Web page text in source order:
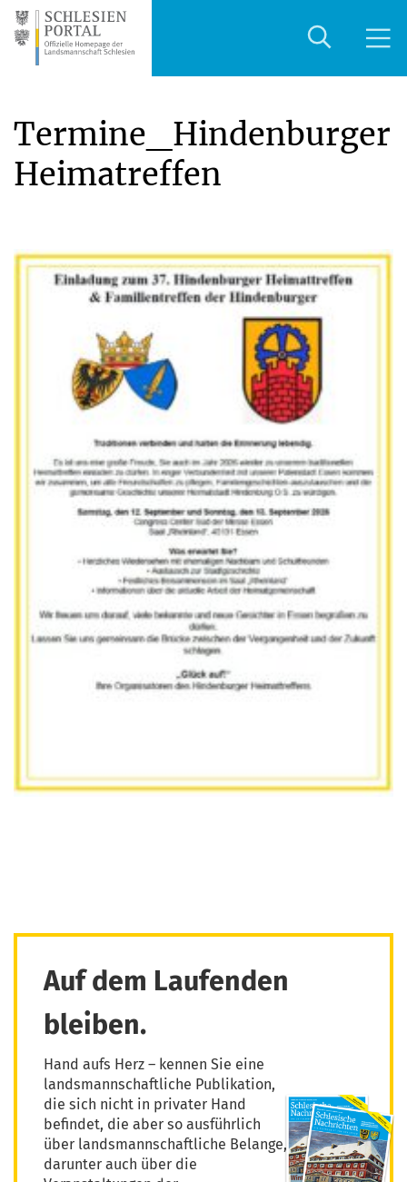
Termine_Hindenburger
Heimatreffen
Auf dem Laufenden
bleiben.
Hand aufs Herz – kennen Sie eine
landsmannschaftliche Publikation,
die sich nicht in privater Hand
befindet, die aber so ausführlich
über landsmannschaftliche Belange,
darunter auch über die